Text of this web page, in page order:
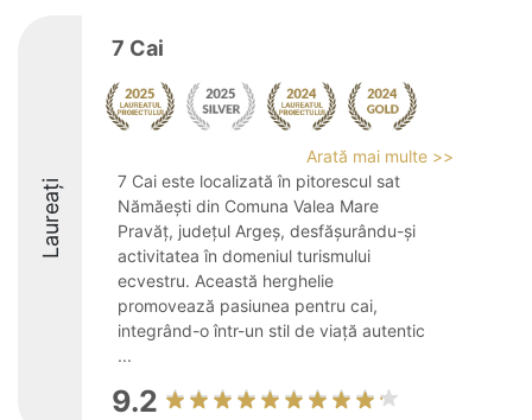
Laureați
7 Cai
Arată mai multe >>
7 Cai este localizată în pitorescul sat
Nămăești din Comuna Valea Mare
Pravăț, județul Argeș, desfășurându-și
activitatea în domeniul turismului
ecvestru. Această herghelie
promovează pasiunea pentru cai,
integrând-o într-un stil de viață autentic
...
9.2